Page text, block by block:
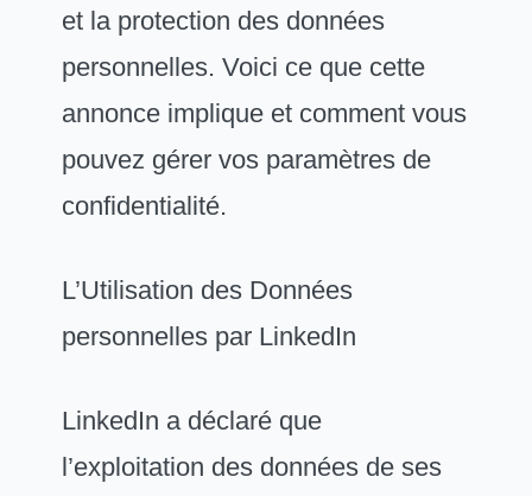
et la protection des données
personnelles. Voici ce que cette
annonce implique et comment vous
pouvez gérer vos paramètres de
confidentialité.
L’Utilisation des Données
personnelles par LinkedIn
LinkedIn a déclaré que
l’exploitation des données de ses